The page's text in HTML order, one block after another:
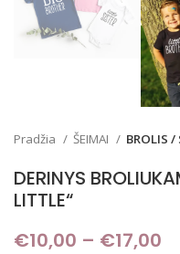
Pradžia ŠEIMAI BROLIS /
DERINYS
LITTLE“
€10,00 – €17,00